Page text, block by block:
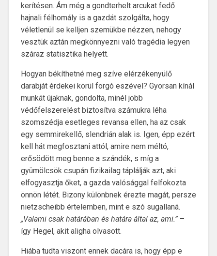
kerítésen. Ám még a gondterhelt arcukat fedő
hajnali félhomály is a gazdát szolgálta, hogy
véletlenül se kelljen szemükbe nézzen, nehogy
vesztük aztán megkönnyezni való tragédia legyen
száraz statisztika helyett.
Hogyan békíthetné meg szíve elérzékenyülő
darabját érdekei körül forgó eszével? Gyorsan kínál
munkát újaknak, gondolta, minél jobb
védőfelszerelést biztosítva számukra léha
szomszédja esetleges revansa ellen, ha az csak
egy semmirekellő, slendrián alak is. Igen, épp ezért
kell hát megfosztani attól, amire nem méltó,
erősödött meg benne a szándék, s míg a
gyümölcsök csupán fizikailag táplálják azt, aki
elfogyasztja őket, a gazda valósággal felfokozta
önnön létét. Bizony különbnek érezte magát, persze
nietzscheibb értelemben, mint e szó sugallaná.
„Valami csak határában és határa által az, ami.”–
így Hegel, akit aligha olvasott.
Hiába tudta viszont ennek dacára is, hogy épp e